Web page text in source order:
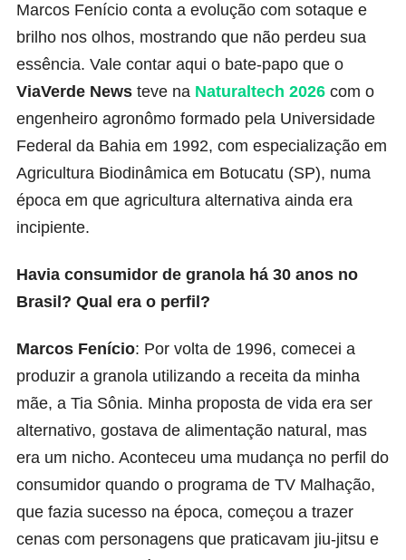
Marcos Fenício conta a evolução com sotaque e
brilho nos olhos, mostrando que não perdeu sua
essência. Vale contar aqui o bate-papo que o
ViaVerde News teve na Naturaltech 2026 com o
engenheiro agronômo formado pela Universidade
Federal da Bahia em 1992, com especialização em
Agricultura Biodinâmica em Botucatu (SP), numa
época em que agricultura alternativa ainda era
incipiente.
Havia consumidor de granola há 30 anos no
Brasil? Qual era o perfil?
Marcos Fenício: Por volta de 1996, comecei a
produzir a granola utilizando a receita da minha
mãe, a Tia Sônia. Minha proposta de vida era ser
alternativo, gostava de alimentação natural, mas
era um nicho. Aconteceu uma mudança no perfil do
consumidor quando o programa de TV Malhação,
que fazia sucesso na época, começou a trazer
cenas com personagens que praticavam jiu-jitsu e